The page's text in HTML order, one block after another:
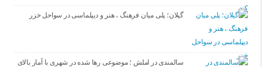
گیلان؛ پلی میان فرهنگ ، هنر و دیپلماسی در سواحل خزر
سالمندی در املش ؛ موضوعی رها شده در شهری با آمار بالای